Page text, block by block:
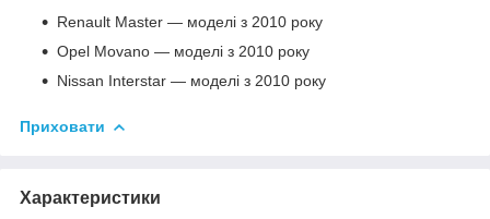
Renault Master — моделі з 2010 року
Opel Movano — моделі з 2010 року
Nissan Interstar — моделі з 2010 року
Приховати
Характеристики